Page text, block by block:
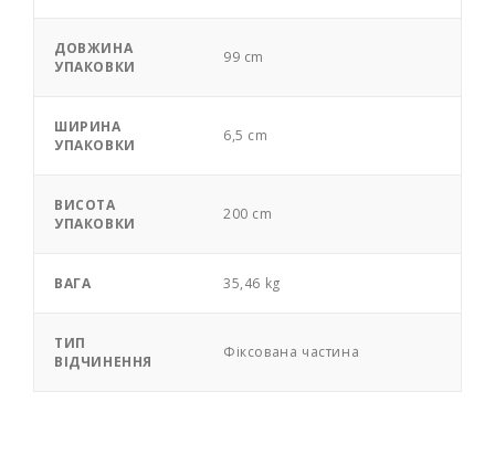
ДОВЖИНА
УПАКОВКИ
99 cm
ШИРИНА
УПАКОВКИ
6,5 cm
ВИСОТА
УПАКОВКИ
200 cm
ВАГА 35,46 kg
ТИП
ВІДЧИНЕННЯ
Фіксована частина